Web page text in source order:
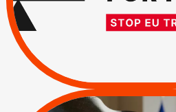
D’ASSOCIATION UE-
ISRAËL